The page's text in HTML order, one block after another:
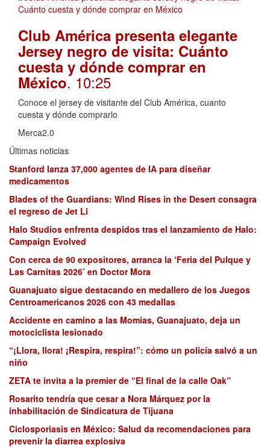
Club América presenta elegante
Jersey negro de visita: Cuánto
cuesta y dónde comprar en
México. 10:25
Conoce el jersey de visitante del Club América, cuanto
cuesta y dónde comprarlo
Merca2.0
Últimas noticias
Stanford lanza 37,000 agentes de IA para diseñar
medicamentos
Blades of the Guardians: Wind Rises in the Desert consagra
el regreso de Jet Li
Halo Studios enfrenta despidos tras el lanzamiento de Halo:
Campaign Evolved
Con cerca de 90 expositores, arranca la ‘Feria del Pulque y
Las Carnitas 2026’ en Doctor Mora
Guanajuato sigue destacando en medallero de los Juegos
Centroamericanos 2026 con 43 medallas
Accidente en camino a las Momias, Guanajuato, deja un
motociclista lesionado
“¡Llora, llora! ¡Respira, respira!”: cómo un policía salvó a un
niño
ZETA te invita a la premier de “El final de la calle Oak”
Rosarito tendría que cesar a Nora Márquez por la
inhabilitación de Sindicatura de Tijuana
Ciclosporiasis en México: Salud da recomendaciones para
prevenir la diarrea explosiva